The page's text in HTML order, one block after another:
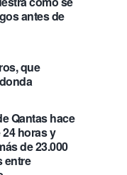
antes de
que
Qantas hace
horas y
de 23.000
entre